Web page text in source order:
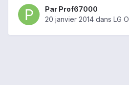
Par Prof67000
20 janvier 2014 dans LG